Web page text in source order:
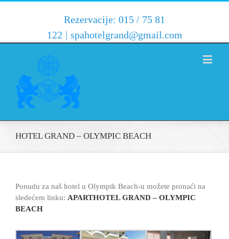
Rezervacije: 015 / 75 81
122 | spahotelgrand@gmail.com
HOTEL GRAND – OLYMPIC BEACH
Ponudu za naš hotel u Olympik Beach-u možete pronaći na
sledećem linku: APARTHOTEL GRAND – OLYMPIC
BEACH